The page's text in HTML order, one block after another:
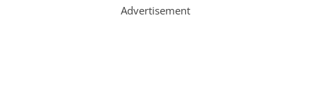
Advertisement